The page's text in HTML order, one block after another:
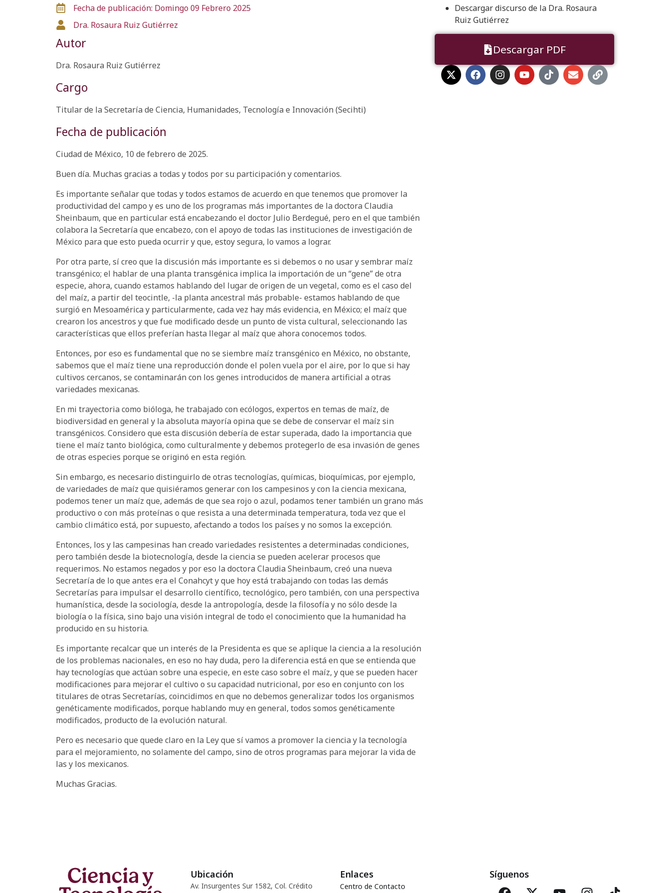
Fecha de publicación: Domingo 09 Febrero 2025
Dra. Rosaura Ruiz Gutiérrez
Autor
Dra. Rosaura Ruiz Gutiérrez
Cargo
Titular de la Secretaría de Ciencia, Humanidades, Tecnología e Innovación (Secihti)
Fecha de publicación
Ciudad de México, 10 de febrero de 2025.
Buen día. Muchas gracias a todas y todos por su participación y comentarios.
Es importante señalar que todas y todos estamos de acuerdo en que tenemos que promover la
productividad del campo y es uno de los programas más importantes de la doctora Claudia
Sheinbaum, que en particular está encabezando el doctor Julio Berdegué, pero en el que también
colabora la Secretaría que encabezo, con el apoyo de todas las instituciones de investigación de
México para que esto pueda ocurrir y que, estoy segura, lo vamos a lograr.
Por otra parte, sí creo que la discusión más importante es si debemos o no usar y sembrar maíz
transgénico; el hablar de una planta transgénica implica la importación de un “gene” de otra
especie, ahora, cuando estamos hablando del lugar de origen de un vegetal, como es el caso del
del maíz, a partir del teocintle, -la planta ancestral más probable- estamos hablando de que
surgió en Mesoamérica y particularmente, cada vez hay más evidencia, en México; el maíz que
crearon los ancestros y que fue modificado desde un punto de vista cultural, seleccionando las
características que ellos preferían hasta llegar al maíz que ahora conocemos todos.
Entonces, por eso es fundamental que no se siembre maíz transgénico en México, no obstante,
sabemos que el maíz tiene una reproducción donde el polen vuela por el aire, por lo que si hay
cultivos cercanos, se contaminarán con los genes introducidos de manera artificial a otras
variedades mexicanas.
En mi trayectoria como bióloga, he trabajado con ecólogos, expertos en temas de maíz, de
biodiversidad en general y la absoluta mayoría opina que se debe de conservar el maíz sin
transgénicos. Considero que esta discusión debería de estar superada, dado la importancia que
tiene el maíz tanto biológica, como culturalmente y debemos protegerlo de esa invasión de genes
de otras especies porque se originó en esta región.
Sin embargo, es necesario distinguirlo de otras tecnologías, químicas, bioquímicas, por ejemplo,
de variedades de maíz que quisiéramos generar con los campesinos y con la ciencia mexicana,
podemos tener un maíz que, además de que sea rojo o azul, podamos tener también un grano más
productivo o con más proteínas o que resista a una determinada temperatura, toda vez que el
cambio climático está, por supuesto, afectando a todos los países y no somos la excepción.
Entonces, los y las campesinas han creado variedades resistentes a determinadas condiciones,
pero también desde la biotecnología, desde la ciencia se pueden acelerar procesos que
requerimos. No estamos negados y por eso la doctora Claudia Sheinbaum, creó una nueva
Secretaría de lo que antes era el Conahcyt y que hoy está trabajando con todas las demás
Secretarías para impulsar el desarrollo científico, tecnológico, pero también, con una perspectiva
humanística, desde la sociología, desde la antropología, desde la filosofía y no sólo desde la
biología o la física, sino bajo una visión integral de todo el conocimiento que la humanidad ha
producido en su historia.
Es importante recalcar que un interés de la Presidenta es que se aplique la ciencia a la resolución
de los problemas nacionales, en eso no hay duda, pero la diferencia está en que se entienda que
hay tecnologías que actúan sobre una especie, en este caso sobre el maíz, y que se pueden hacer
modificaciones para mejorar el cultivo o su capacidad nutricional, por eso en conjunto con los
titulares de otras Secretarías, coincidimos en que no debemos generalizar todos los organismos
genéticamente modificados, porque hablando muy en general, todos somos genéticamente
modificados, producto de la evolución natural.
Pero es necesario que quede claro en la Ley que sí vamos a promover la ciencia y la tecnología
para el mejoramiento, no solamente del campo, sino de otros programas para mejorar la vida de
las y los mexicanos.
Muchas Gracias.
Descargar discurso de la Dra. Rosaura
Ruiz Gutiérrez
Descargar PDF
Ubicación
Av. Insurgentes Sur 1582, Col. Crédito
Enlaces
Centro de Contacto
Síguenos